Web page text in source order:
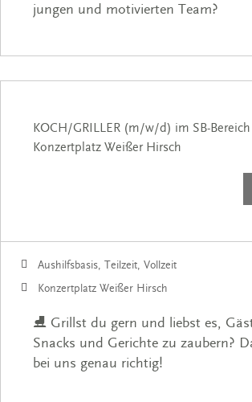
jungen und motivierten Team?
KOCH/GRILLER (m/w/d) im SB-
Konzertplatz Weißer Hirsch
Aushilfsbasis, Teilzeit, Vollzeit
Konzertplatz Weißer Hirsch
⛸️ Grillst du gern und liebst es,
Snacks und Gerichte zu zaubern?
bei uns genau richtig!